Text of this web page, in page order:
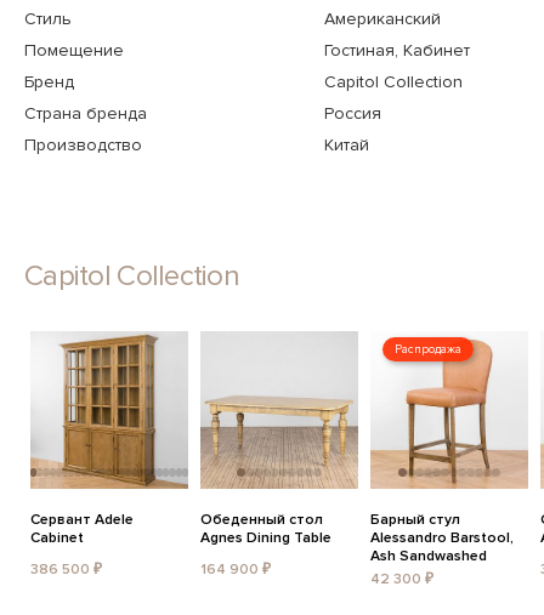
Стиль
Американский
Помещение
Гостиная, Кабинет
Бренд
Capitol Collection
Страна бренда
Россия
Производство
Китай
Capitol Collection
Сервант Adele
Cabinet
386 500 ₽
Обеденный стол
Agnes Dining Table
164 900 ₽
Распродажа
Барный стул
Alessandro Barstool,
Ash Sandwashed
42 300 ₽